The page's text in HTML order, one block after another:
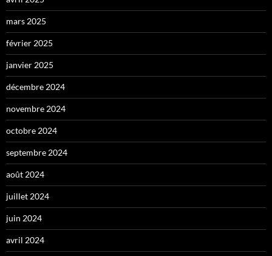
mars 2025
février 2025
janvier 2025
décembre 2024
novembre 2024
octobre 2024
septembre 2024
août 2024
juillet 2024
juin 2024
avril 2024